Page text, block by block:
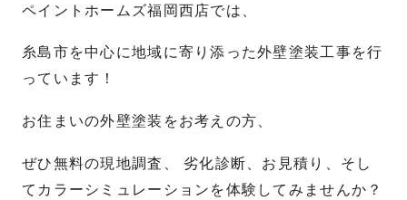
ペイントホームズ福岡西店では、
糸島市を中心に地域に寄り添った外壁塗装工事を行
っています！
お住まいの外壁塗装をお考えの方、
ぜひ無料の現地調査、 劣化診断、お見積り、そし
てカラーシミュレーションを体験してみませんか？